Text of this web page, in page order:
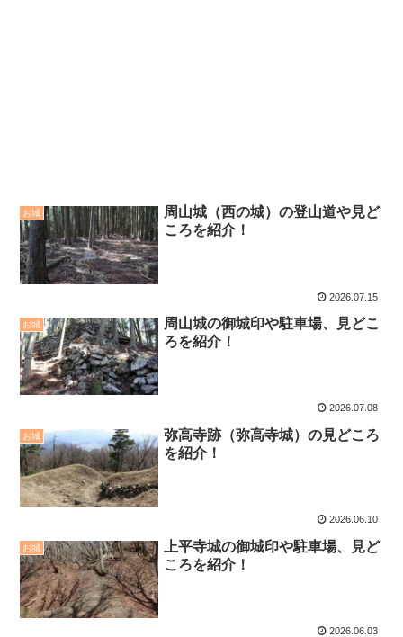
お城
周山城（西の城）の登山道や見ど
ころを紹介！
2026.07.15
お城
周山城の御城印や駐車場、見どこ
ろを紹介！
2026.07.08
お城
弥高寺跡（弥高寺城）の見どころ
を紹介！
2026.06.10
お城
上平寺城の御城印や駐車場、見ど
ころを紹介！
2026.06.03